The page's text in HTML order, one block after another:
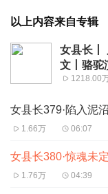
以上内容来自专辑
女县长丨
文丨骆驼
1218.00
女县长379·陷入泥沼
1.66万 06:07
女县长380·惊魂未定
1.76万 04:39